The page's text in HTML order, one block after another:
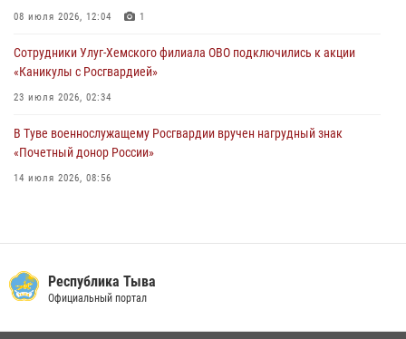
08 июля 2026, 12:04 1
Сотрудники Улуг-Хемского филиала ОВО подключились к акции
«Каникулы с Росгвардией»
23 июля 2026, 02:34
В Туве военнослужащему Росгвардии вручен нагрудный знак
«Почетный донор России»
14 июля 2026, 08:56
Инспекторы Росгвардии приняли участие в процедуре регистрации
Наадым-2026
Республика Тыва
Официальный портал